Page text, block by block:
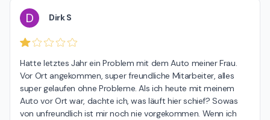
D Dirk S
Hatte letztes Jahr ein Problem mit dem Auto meiner Frau.
Vor Ort angekommen, super freundliche Mitarbeiter, alles
super gelaufen ohne Probleme. Als ich heute mit meinem
Auto vor Ort war, dachte ich, was läuft hier schief? Sowas
von unfreundlich ist mir noch nie vorgekommen. Wenn ich